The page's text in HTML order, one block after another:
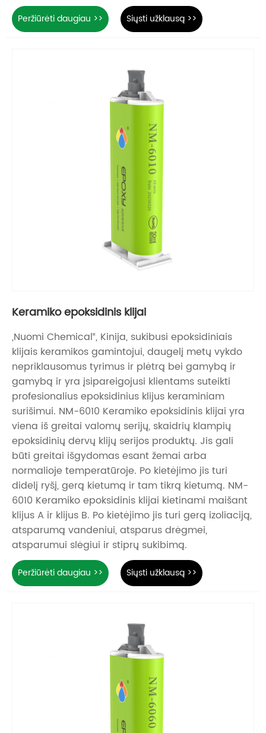
Peržiūrėti daugiau >> Siųsti užklausą >>
Keramiko epoksidinis klijai
„Nuomi Chemical“, Kinija, sukibusi epoksidiniais
klijais keramikos gamintojui, daugelį metų vykdo
nepriklausomus tyrimus ir plėtrą bei gamybą ir
gamybą ir yra įsipareigojusi klientams suteikti
profesionalius epoksidinius klijus keraminiam
surišimui. NM-6010 Keramiko epoksidinis klijai yra
viena iš greitai valomų serijų, skaidrių klampių
epoksidinių dervų klijų serijos produktų. Jis gali
būti greitai išgydomas esant žemai arba
normalioje temperatūroje. Po kietėjimo jis turi
didelį ryšį, gerą kietumą ir tam tikrą kietumą. NM-
6010 Keramiko epoksidinis klijai kietinami maišant
klijus A ir klijus B. Po kietėjimo jis turi gerą izoliaciją,
atsparumą vandeniui, atsparus drėgmei,
atsparumui slėgiui ir stiprų sukibimą.
Peržiūrėti daugiau >> Siųsti užklausą >>